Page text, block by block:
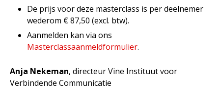
De prijs voor deze masterclass is per deelnemer
wederom € 87,50 (excl. btw).
Aanmelden kan via ons
Masterclassaanmeldformulier.
Anja Nekeman, directeur Vine Instituut voor
Verbindende Communicatie